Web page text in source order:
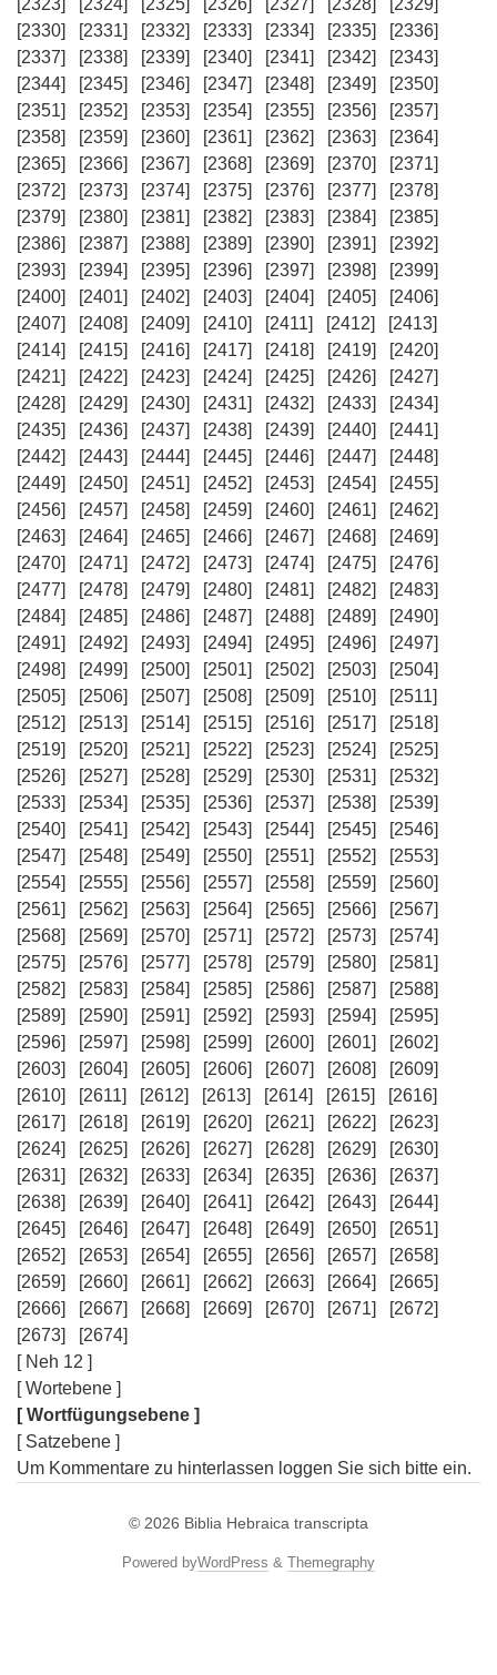
[2323]
[2324] [2325] [2326] [2327] [2328]
[2329]
[2330]
[2331] [2332] [2333] [2334] [2335]
[2336]
[2337]
[2338] [2339] [2340] [2341] [2342]
[2343]
[2344]
[2345] [2346] [2347] [2348] [2349]
[2350]
[2351]
[2352] [2353] [2354] [2355] [2356]
[2357]
[2358]
[2359] [2360] [2361] [2362] [2363]
[2364]
[2365]
[2366] [2367] [2368] [2369] [2370]
[2371]
[2372]
[2373] [2374] [2375] [2376] [2377]
[2378]
[2379]
[2380] [2381] [2382] [2383] [2384]
[2385]
[2386]
[2387] [2388] [2389] [2390] [2391]
[2392]
[2393]
[2394] [2395] [2396] [2397] [2398]
[2399]
[2400]
[2401] [2402] [2403] [2404] [2405]
[2406]
[2407]
[2408] [2409] [2410] [2411] [2412]
[2413]
[2414]
[2415] [2416] [2417] [2418] [2419]
[2420]
[2421]
[2422] [2423] [2424] [2425] [2426]
[2427]
[2428]
[2429] [2430] [2431] [2432] [2433]
[2434]
[2435]
[2436] [2437] [2438] [2439] [2440]
[2441]
[2442]
[2443] [2444] [2445] [2446] [2447]
[2448]
[2449]
[2450] [2451] [2452] [2453] [2454]
[2455]
[2456]
[2457] [2458] [2459] [2460] [2461]
[2462]
[2463]
[2464] [2465] [2466] [2467] [2468]
[2469]
[2470]
[2471] [2472] [2473] [2474] [2475]
[2476]
[2477]
[2478] [2479] [2480] [2481] [2482]
[2483]
[2484]
[2485] [2486] [2487] [2488] [2489]
[2490]
[2491]
[2492] [2493] [2494] [2495] [2496]
[2497]
[2498]
[2499] [2500] [2501] [2502] [2503]
[2504]
[2505]
[2506] [2507] [2508] [2509] [2510]
[2511]
[2512]
[2513] [2514] [2515] [2516] [2517]
[2518]
[2519]
[2520] [2521] [2522] [2523] [2524]
[2525]
[2526]
[2527] [2528] [2529] [2530] [2531]
[2532]
[2533]
[2534] [2535] [2536] [2537] [2538]
[2539]
[2540]
[2541] [2542] [2543] [2544] [2545]
[2546]
[2547]
[2548] [2549] [2550] [2551] [2552]
[2553]
[2554]
[2555] [2556] [2557] [2558] [2559]
[2560]
[2561]
[2562] [2563] [2564] [2565] [2566]
[2567]
[2568]
[2569] [2570] [2571] [2572] [2573]
[2574]
[2575]
[2576] [2577] [2578] [2579] [2580]
[2581]
[2582]
[2583] [2584] [2585] [2586] [2587]
[2588]
[2589]
[2590] [2591] [2592] [2593] [2594]
[2595]
[2596]
[2597] [2598] [2599] [2600] [2601]
[2602]
[2603]
[2604] [2605] [2606] [2607] [2608]
[2609]
[2610]
[2611] [2612] [2613] [2614] [2615]
[2616]
[2617]
[2618] [2619] [2620] [2621] [2622]
[2623]
[2624]
[2625] [2626] [2627] [2628] [2629]
[2630]
[2631]
[2632] [2633] [2634] [2635] [2636]
[2637]
[2638]
[2639] [2640] [2641] [2642] [2643]
[2644]
[2645]
[2646] [2647] [2648] [2649] [2650]
[2651]
[2652]
[2653] [2654] [2655] [2656] [2657]
[2658]
[2659]
[2660] [2661] [2662] [2663] [2664]
[2665]
[2666]
[2667] [2668] [2669] [2670] [2671]
[2672]
[2673]
[2674]
[ Neh 12 ]
[ Wortebene ]
[ Wortfügungsebene ]
[ Satzebene ]
Um Kommentare zu hinterlassen loggen Sie sich bitte ein.
© 2026 Biblia Hebraica transcripta
Powered byWordPress & Themegraphy